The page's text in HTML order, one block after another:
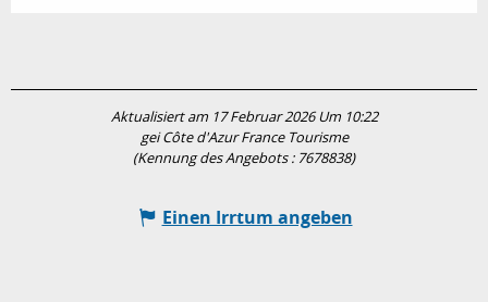
Aktualisiert am 17 Februar 2026 Um 10:22
gei Côte d'Azur France Tourisme
(Kennung des Angebots : 7678838)
Einen Irrtum angeben